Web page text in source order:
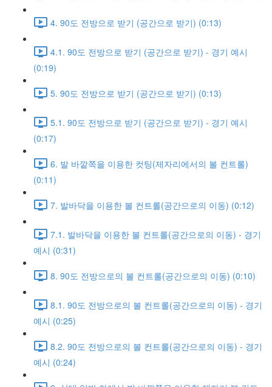
4. 90도 전방으로 받기 (공간으로 받기) (0:13)
4.1. 90도 전방으로 받기 (공간으로 받기) - 경기 예시
(0:19)
5. 90도 전방으로 받기 (공간으로 받기) (0:13)
5.1. 90도 전방으로 받기 (공간으로 받기) - 경기 예시
(0:17)
6. 발 바깥쪽을 이용한 컷팅(제자리에서의 볼 컨트롤)
(0:11)
7. 발바닥을 이용한 볼 컨트롤(공간으로의 이동) (0:12)
7.1. 발바닥을 이용한 볼 컨트롤(공간으로의 이동) - 경기
예시 (0:31)
8. 90도 전방으로의 볼 컨트롤(공간으로의 이동) (0:10)
8.1. 90도 전방으로의 볼 컨트롤(공간으로의 이동) - 경기
예시 (0:25)
8.2. 90도 전방으로의 볼 컨트롤(공간으로의 이동) - 경기
예시 (0:24)